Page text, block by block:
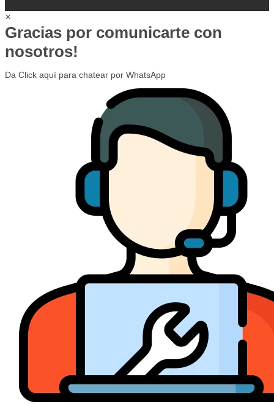
×
Gracias por comunicarte con
nosotros!
Da Click aquí para chatear por WhatsApp